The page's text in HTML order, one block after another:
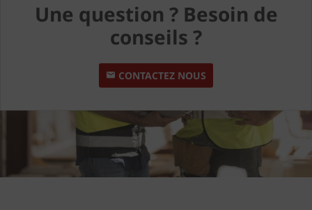
Une question ? Besoin de
conseils ?
CONTACTEZ NOUS